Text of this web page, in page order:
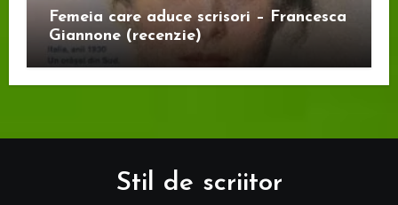
Femeia care aduce scrisori – Francesca
Giannone (recenzie)
Stil de scriitor